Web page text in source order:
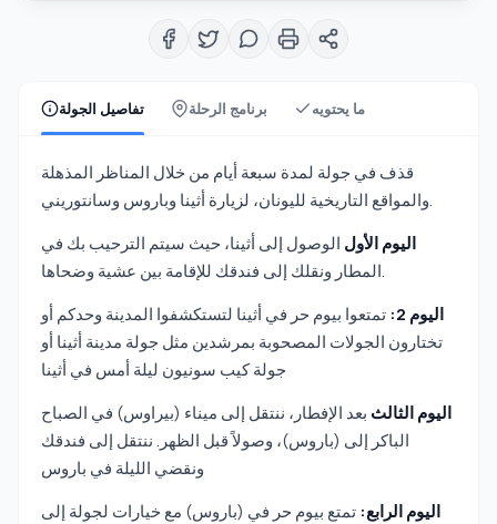
تفاصيل الجولة برنامج الرحلة ما يحتويه
قذف في جولة لمدة سبعة أيام من خلال المناظر المذهلة
والمواقع التاريخية لليونان، لزيارة أثينا وباروس وسانتوريني.
اليوم الأول الوصول إلى أثينا، حيث سيتم الترحيب بك في
المطار ونقلك إلى فندقك للإقامة بين عشية وضحاها.
اليوم 2:
تمتعوا بيوم حر في أثينا لتستكشفوا المدينة وحدكم أو
تختارون الجولات المصحوبة بمرشدين مثل جولة مدينة أثينا أو
جولة كيب سونيون ليلة أمس في أثينا
اليوم الثالث بعد الإفطار، ننتقل إلى ميناء (بيراوس) في الصباح
الباكر إلى (باروس)، وصولاً قبل الظهر. ننتقل إلى فندقك
ونقضي الليلة في باروس
اليوم الرابع: تمتع بيوم حر في (باروس) مع خيارات لجولة إلى